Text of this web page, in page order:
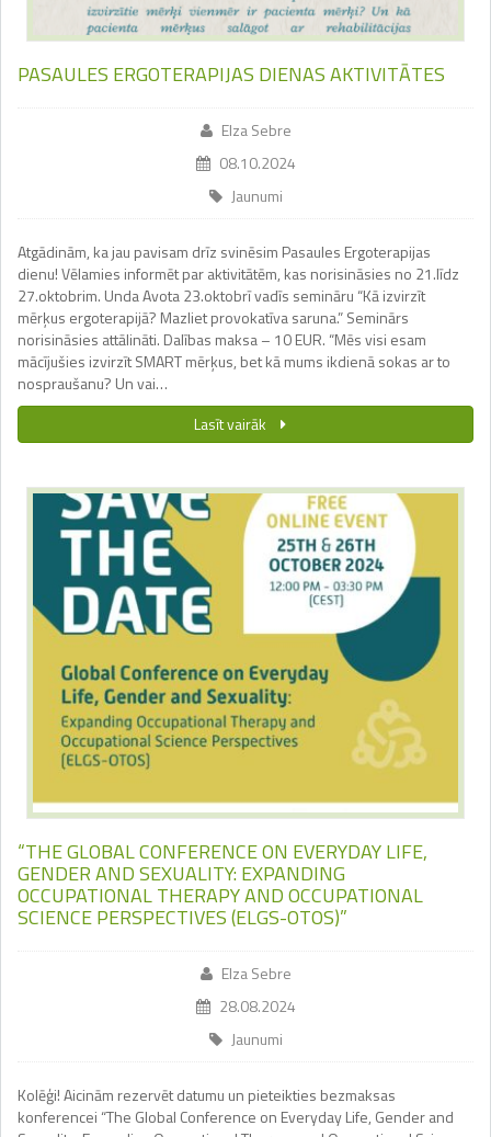
PASAULES ERGOTERAPIJAS DIENAS AKTIVITĀTES
Elza Sebre
08.10.2024
Jaunumi
Atgādinām, ka jau pavisam drīz svinēsim Pasaules Ergoterapijas
dienu! Vēlamies informēt par aktivitātēm, kas norisināsies no 21.līdz
27.oktobrim. Unda Avota 23.oktobrī vadīs semināru “Kā izvirzīt
mērķus ergoterapijā? Mazliet provokatīva saruna.” Seminārs
norisināsies attālināti. Dalības maksa – 10 EUR. “Mēs visi esam
mācījušies izvirzīt SMART mērķus, bet kā mums ikdienā sokas ar to
nospraušanu? Un vai…
Lasīt vairāk
“THE GLOBAL CONFERENCE ON EVERYDAY LIFE,
GENDER AND SEXUALITY: EXPANDING
OCCUPATIONAL THERAPY AND OCCUPATIONAL
SCIENCE PERSPECTIVES (ELGS-OTOS)”
Elza Sebre
28.08.2024
Jaunumi
Kolēģi! Aicinām rezervēt datumu un pieteikties bezmaksas
konferencei “The Global Conference on Everyday Life, Gender and